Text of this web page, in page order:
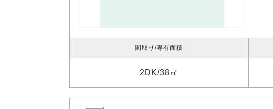
間取り 専有面積
2DK 38㎡